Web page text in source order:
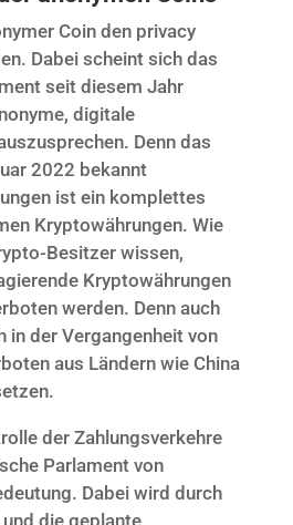
Coin den privacy
Dabei scheint sich das
seit diesem Jahr
digitale
Denn das
2022 bekannt
ist ein komplettes
Kryptowährungen. Wie
Besitzer wissen,
Kryptowährungen
werden. Denn auch
in der Vergangenheit von
aus Ländern wie China
der Zahlungsverkehre
Parlament von
Dabei wird durch